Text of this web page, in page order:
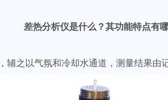
差热分析仪是什么？其功能特点有
之以气氛和冷却水通道，测量结果由